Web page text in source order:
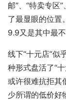
邮”、“特卖专区
了最显眼的位置
9.9又是其中最
线下“十元店”似
种形式盘活了“
或许很难抗拒其
少所谓的低价好